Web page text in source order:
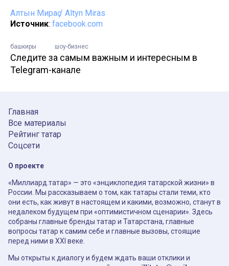
Алтын Мираҫ / Altyn Miras
Источник: facebook.com
башкиры шоу-бизнес
Следите за самым важным и интересным в
Telegram-канале
Главная
Все материалы
Рейтинг татар
Соцсети
О проекте
«Миллиард.татар» — это «энциклопедия татарской жизни» в
России. Мы рассказываем о том, как татары стали теми, кто
они есть, как живут в настоящем и какими, возможно, станут в
недалеком будущем при «оптимистичном сценарии». Здесь
собраны главные бренды татар и Татарстана, главные
вопросы татар к самим себе и главные вызовы, стоящие
перед ними в XXI веке.
Мы открыты к диалогу и будем ждать ваши отклики и